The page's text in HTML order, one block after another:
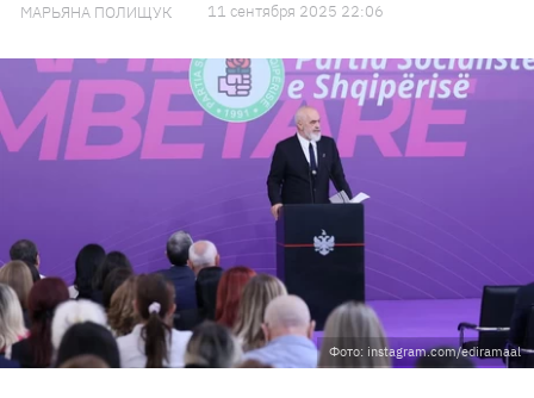
МАРЬЯНА ПОЛИЩУК 11 сентября 2025 22:06
Фото: instagram.com/ediramaal